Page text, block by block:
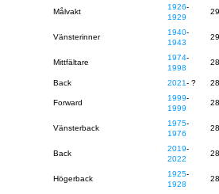
Målvakt
1926-
1929
29
Vänsterinner
1940-
1943
29
Mittfältare
1974-
1998
28
Back 2021- ? 28
Forward
1999-
1999
28
Vänsterback
1975-
1976
28
Back
2019-
2022
28
Högerback
1925-
1928
28